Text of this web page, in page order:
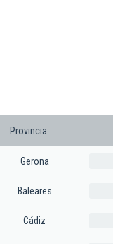
Provincia
Gerona
Baleares
Cádiz